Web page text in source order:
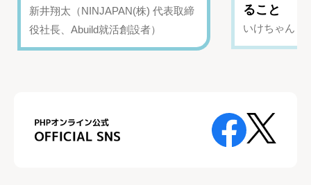
新井翔太（NINJAPAN(株) 代表取締
役社長、Abuild就活創設者）
ること
いけちゃん（